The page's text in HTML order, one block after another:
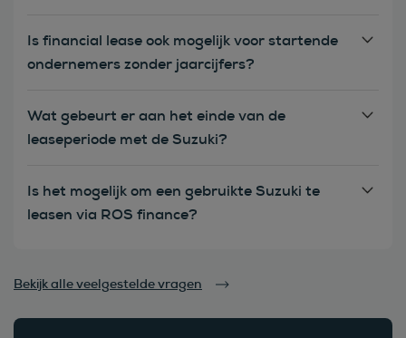
Is financial lease ook mogelijk voor startende
ondernemers zonder jaarcijfers?
Wat gebeurt er aan het einde van de
leaseperiode met de Suzuki?
Is het mogelijk om een gebruikte Suzuki te
leasen via ROS finance?
Bekijk alle veelgestelde vragen